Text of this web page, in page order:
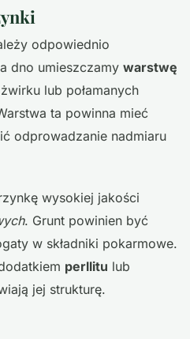
odpowiednio
dno umieszczamy warstwę
lub połamanych
ta powinna mieć
odprowadzanie nadmiaru
wysokiej jakości
. Grunt powinien być
w składniki pokarmowe.
perllitu lub
jej strukturę.